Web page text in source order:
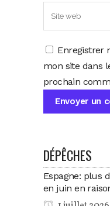
Enregistrer
mon site dans
prochain
DÉPÊCHES
Espagne: plus
en juin en